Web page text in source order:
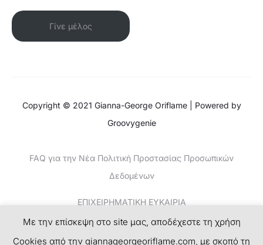
Γίνε μέλος
Copyright © 2021 Gianna-George Oriflame | Powered by
Groovygenie
FAQ για την Νέα Πολιτική Προστασίας Προσωπικών
Δεδομένων
ΕΠΙΧΕΙΡΗΜΑΤΙΚΗ ΕΥΚΑΙΡΙΑ
ΚΕΡΔΙΣΤΕ ΧΡΗΜΑΤΑ-ΤΟ ΝΕΟ SUCCESS PLAN
Με την επίσκεψη στο site μας, αποδέχεστε τη χρήση
Cookies από την giannageorgeoriflame.com, με σκοπό τη